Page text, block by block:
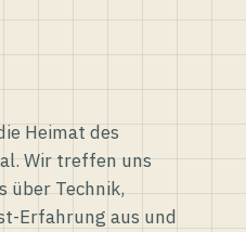
Heimat des
Wir treffen uns
über Technik,
Erfahrung aus und